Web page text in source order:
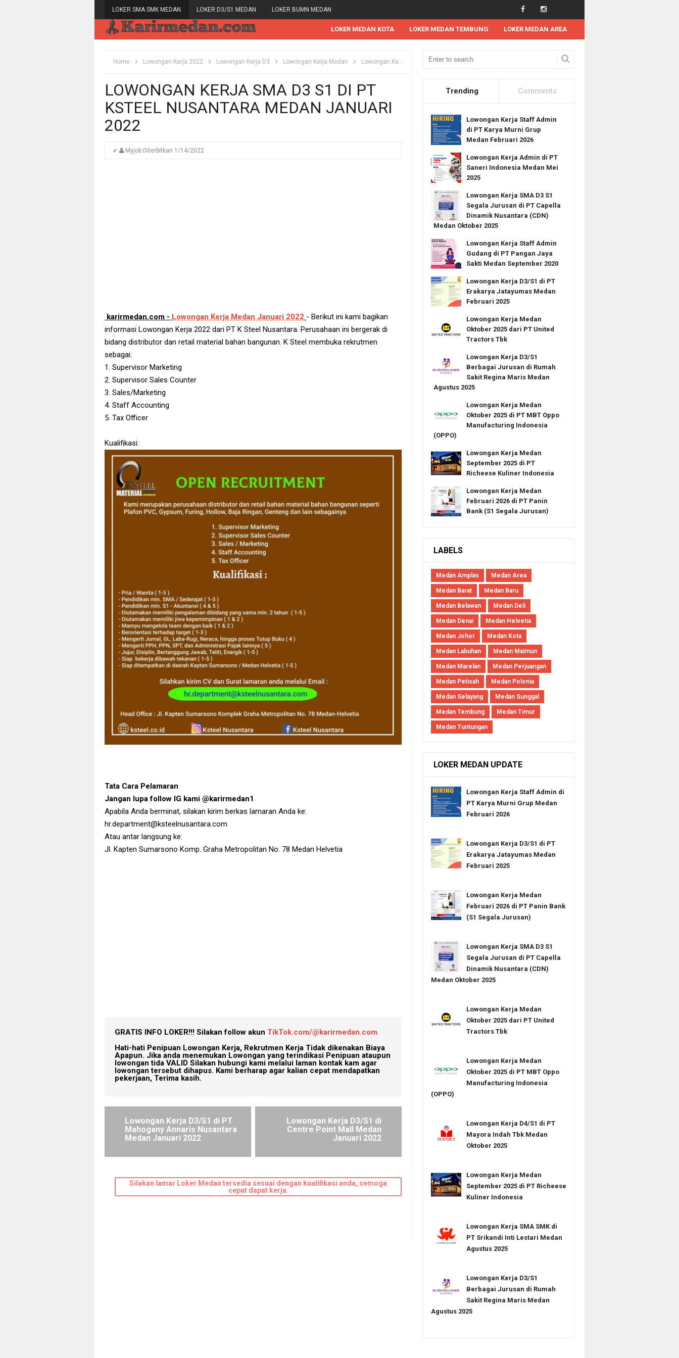
LOKER SMA SMK MEDAN LOKER D3/S1 MEDAN LOKER BUMN MEDAN
LOKER MEDAN KOTA LOKER MEDAN TEMBUNG LOKER MEDAN AREA
Home Lowongan Kerja 2022 Lowongan Kerja D3 Lowongan Kerja Medan Lowongan Kerja S1 Lowongan Kerja SMA Lowongan Kerja SMA D3 S1 di PT
LOWONGAN KERJA SMA D3 S1 DI PT
KSTEEL NUSANTARA MEDAN JANUARI
2022
✔ Myjob Diterbitkan 1/14/2022
karirmedan.com - Lowongan Kerja Medan Januari 2022 - Berikut ini kami bagikan
informasi Lowongan Kerja 2022 dari PT K Steel Nusantara. Perusahaan ini bergerak di
bidang distributor dan retail material bahan bangunan. K Steel membuka rekrutmen
sebagai:
1. Supervisor Marketing
2. Supervisor Sales Counter
3. Sales/Marketing
4. Staff Accounting
5. Tax Officer
Kualifikasi:
Tata Cara Pelamaran
Jangan lupa follow IG kami @karirmedan1
Apabila Anda berminat, silakan kirim berkas lamaran Anda ke:
hr.department@ksteelnusantara.com
Atau antar langsung ke:
Jl. Kapten Sumarsono Komp. Graha Metropolitan No. 78 Medan Helvetia
GRATIS INFO LOKER!!! Silakan follow akun TikTok.com/@karirmedan.com
Hati-hati Penipuan Lowongan Kerja, Rekrutmen Kerja Tidak dikenakan Biaya
Apapun. Jika anda menemukan Lowongan yang terindikasi Penipuan ataupun
lowongan tida VALID Silakan hubungi kami melalui laman kontak kam agar
lowongan tersebut dihapus. Kami berharap agar kalian cepat mendapatkan
pekerjaan, Terima kasih.
Lowongan Kerja D3/S1 di PT
Mahogany Annaris Nusantara
Medan Januari 2022
Lowongan Kerja D3/S1 di
Centre Point Mall Medan
Januari 2022
Silakan lamar Loker Medan tersedia sesuai dengan kualifikasi anda, semoga
cepat dapat kerja.
Trending Comments
Lowongan Kerja Staff Admin
di PT Karya Murni Grup
Medan Februari 2026
Lowongan Kerja Admin di PT
Saneri Indonesia Medan Mei
2025
Lowongan Kerja SMA D3 S1
Segala Jurusan di PT Capella
Dinamik Nusantara (CDN)
Medan Oktober 2025
Lowongan Kerja Staff Admin
Gudang di PT Pangan Jaya
Sakti Medan September 2020
Lowongan Kerja D3/S1 di PT
Erakarya Jatayumas Medan
Februari 2025
Lowongan Kerja Medan
Oktober 2025 dari PT United
Tractors Tbk
Lowongan Kerja D3/S1
Berbagai Jurusan di Rumah
Sakit Regina Maris Medan
Agustus 2025
Lowongan Kerja Medan
Oktober 2025 di PT MBT Oppo
Manufacturing Indonesia
(OPPO)
Lowongan Kerja Medan
September 2025 di PT
Richeese Kuliner Indonesia
Lowongan Kerja Medan
Februari 2026 di PT Panin
Bank (S1 Segala Jurusan)
LABELS
Medan Amplas Medan Area
Medan Barat Medan Baru
Medan Belawan Medan Deli
Medan Denai Medan Helvetia
Medan Johor Medan Kota
Medan Labuhan Medan Maimun
Medan Marelan Medan Perjuangan
Medan Petisah Medan Polonia
Medan Selayang Medan Sunggal
Medan Tembung Medan Timur
Medan Tuntungan
LOKER MEDAN UPDATE
Lowongan Kerja Staff Admin di
PT Karya Murni Grup Medan
Februari 2026
Lowongan Kerja D3/S1 di PT
Erakarya Jatayumas Medan
Februari 2025
Lowongan Kerja Medan
Februari 2026 di PT Panin Bank
(S1 Segala Jurusan)
Lowongan Kerja SMA D3 S1
Segala Jurusan di PT Capella
Dinamik Nusantara (CDN)
Medan Oktober 2025
Lowongan Kerja Medan
Oktober 2025 dari PT United
Tractors Tbk
Lowongan Kerja Medan
Oktober 2025 di PT MBT Oppo
Manufacturing Indonesia
(OPPO)
Lowongan Kerja D4/S1 di PT
Mayora Indah Tbk Medan
Oktober 2025
Lowongan Kerja Medan
September 2025 di PT Richeese
Kuliner Indonesia
Lowongan Kerja SMA SMK di
PT Srikandi Inti Lestari Medan
Agustus 2025
Lowongan Kerja D3/S1
Berbagai Jurusan di Rumah
Sakit Regina Maris Medan
Agustus 2025